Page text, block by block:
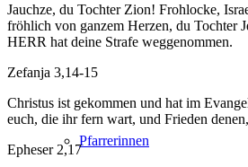
Pfarrerinnen
Jauchze, du Tochter Zion! Frohlocke,
fröhlich von ganzem Herzen, du Tochter
HERR hat deine Strafe weggenommen.
Zefanja 3,14-15
Christus ist gekommen und hat im
euch, die ihr fern wart, und Frieden
Epheser 2,17